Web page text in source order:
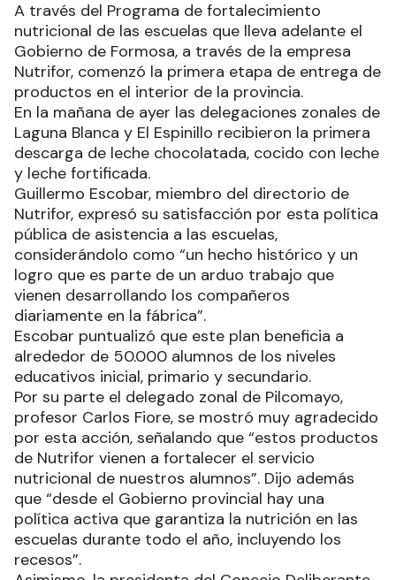
A través del Programa de fortalecimiento
nutricional de las escuelas que lleva adelante el
Gobierno de Formosa, a través de la empresa
Nutrifor, comenzó la primera etapa de entrega de
productos en el interior de la provincia.
En la mañana de ayer las delegaciones zonales de
Laguna Blanca y El Espinillo recibieron la primera
descarga de leche chocolatada, cocido con leche
y leche fortificada.
Guillermo Escobar, miembro del directorio de
Nutrifor, expresó su satisfacción por esta política
pública de asistencia a las escuelas,
considerándolo como “un hecho histórico y un
logro que es parte de un arduo trabajo que
vienen desarrollando los compañeros
diariamente en la fábrica”.
Escobar puntualizó que este plan beneficia a
alrededor de 50.000 alumnos de los niveles
educativos inicial, primario y secundario.
Por su parte el delegado zonal de Pilcomayo,
profesor Carlos Fiore, se mostró muy agradecido
por esta acción, señalando que “estos productos
de Nutrifor vienen a fortalecer el servicio
nutricional de nuestros alumnos”. Dijo además
que “desde el Gobierno provincial hay una
política activa que garantiza la nutrición en las
escuelas durante todo el año, incluyendo los
recesos”.